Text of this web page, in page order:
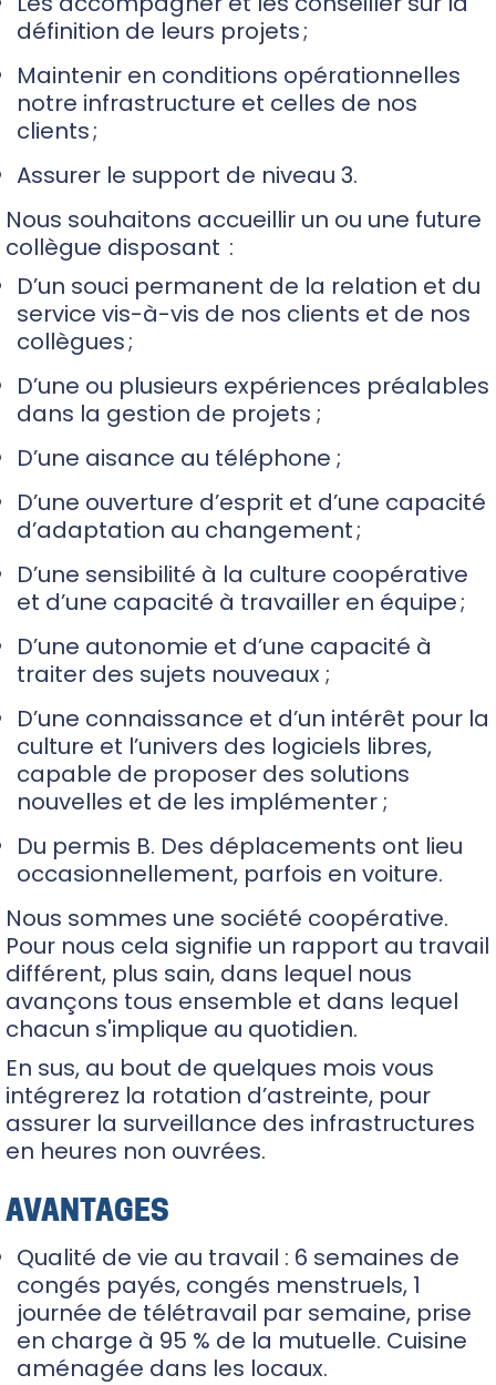
définition de leurs projets ;
Maintenir en conditions opérationnelles
notre infrastructure et celles de nos
clients ;
Assurer le support de niveau 3.
Nous souhaitons accueillir un ou une future
collègue disposant :
D’un souci permanent de la relation et du
service vis-à-vis de nos clients et de nos
collègues ;
D’une ou plusieurs expériences préalables
dans la gestion de projets ;
D’une aisance au téléphone ;
D’une ouverture d’esprit et d’une capacité
d’adaptation au changement ;
D’une sensibilité à la culture coopérative
et d’une capacité à travailler en équipe ;
D’une autonomie et d’une capacité à
traiter des sujets nouveaux ;
D’une connaissance et d’un intérêt pour la
culture et l’univers des logiciels libres,
capable de proposer des solutions
nouvelles et de les implémenter ;
Du permis B. Des déplacements ont lieu
occasionnellement, parfois en voiture.
Nous sommes une société coopérative.
Pour nous cela signifie un rapport au travail
différent, plus sain, dans lequel nous
avançons tous ensemble et dans lequel
chacun s'implique au quotidien.
En sus, au bout de quelques mois vous
intégrerez la rotation d’astreinte, pour
assurer la surveillance des infrastructures
en heures non ouvrées.
AVANTAGES
Qualité de vie au travail : 6 semaines de
congés payés, congés menstruels, 1
journée de télétravail par semaine, prise
en charge à 95 % de la mutuelle. Cuisine
aménagée dans les locaux.